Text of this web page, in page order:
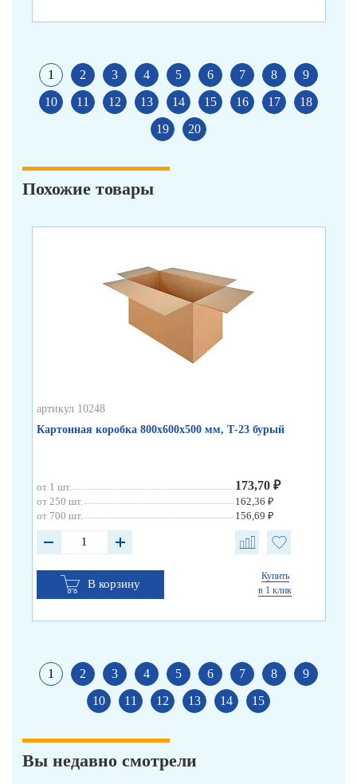
1 2 3 4 5 6 7 8
9
10
11 12 13 14 15 16 17
18
19
20
Похожие товары
артикул 10248
Картонная коробка 800х600х500 мм, Т-23 бурый
от 1 шт. 173,70 ₽
от 250 шт.
162,36 ₽
от 700 шт.
156,69 ₽
В корзину
Купить
в 1 клик
1 2 3 4 5 6 7 8
9
10
11 12 13 14 15
Вы недавно смотрели